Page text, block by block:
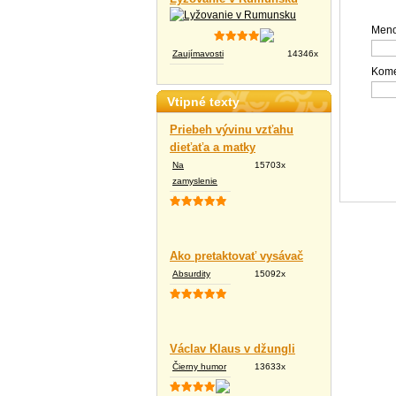
Zaujímavosti 14346x
Vtipné texty
Priebeh vývinu vzťahu
dieťaťa a matky
Na
zamyslenie
15703x
Ako pretaktovať vysávač
Absurdity 15092x
Václav Klaus v džungli
Čierny humor 13633x